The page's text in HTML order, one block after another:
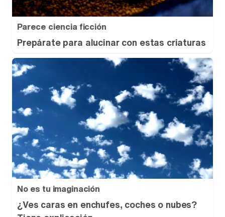
Parece ciencia ficción
Prepárate para alucinar con estas criaturas
No es tu imaginación
¿Ves caras en enchufes, coches o nubes?